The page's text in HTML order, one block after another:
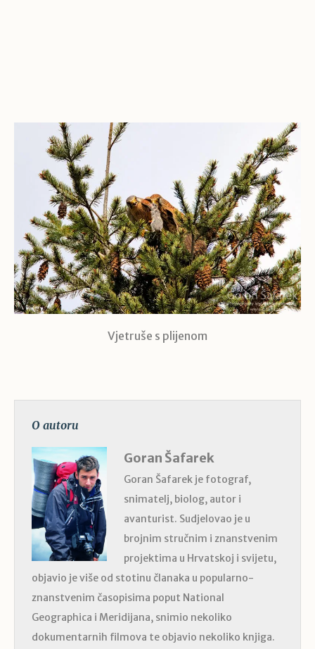
Vjetruše s plijenom
O autoru
Goran Šafarek
Goran Šafarek je fotograf,
snimatelj, biolog, autor i
avanturist. Sudjelovao je u
brojnim stručnim i znanstvenim
projektima u Hrvatskoj i svijetu,
objavio je više od stotinu članaka u popularno-
znanstvenim časopisima poput National
Geographica i Meridijana, snimio nekoliko
dokumentarnih filmova te objavio nekoliko knjiga.